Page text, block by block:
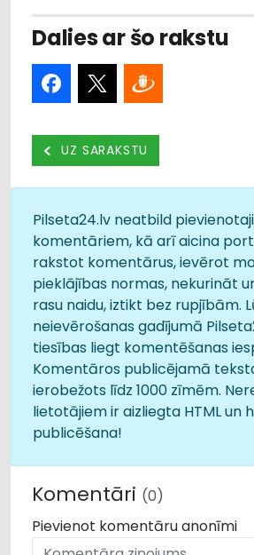
Dalies ar šo rakstu
UZ SARAKSTU
Pilseta24.lv neatbild
komentāriem, kā arī aicina
rakstot komentārus, ievērot
pieklājības normas, nekurināt
rasu naidu, iztikt bez rupjībām.
neievērošanas gadījumā
tiesības liegt komentēšanas
Komentāros publicējamā
ierobežots līdz 1000 zīmēm.
lietotājiem ir aizliegta HTML un
publicēšana!
Komentāri (0)
Pievienot komentāru anonīmi